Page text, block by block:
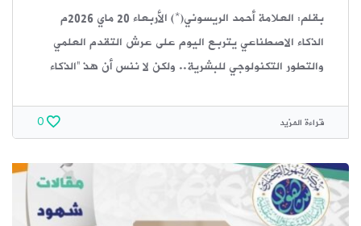
بقلم: العلامة أحمد الريسوني(*) الأربعاء 20 ماي 2026م
الذكاء الاصطناعي يتربع اليوم على عرش التقدم العلمي
والتطور التكنولوجي للبشرية.. ولكن لا ننس أن هذ “الذكاء
قراءة المزيد 0